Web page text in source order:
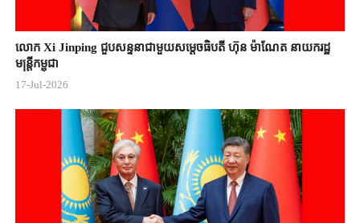
លោក Xi Jinping ជួបសន្ទនាជាមួយសម្តេចធិបតី ហ៊ុន ម៉ាណែត នាយករដ្ឋ
មន្ត្រីកម្ពុជា
17-Jul-2026